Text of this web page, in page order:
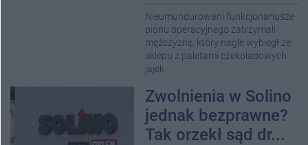
Nieumundurowani funkcjonariusze
pionu operacyjnego zatrzymali
mężczyznę, który nagle wybiegł ze
sklepu z paletami czekoladowych
jajek.
Zwolnienia w Solino
jednak bezprawne?
Tak orzekł sąd dr...